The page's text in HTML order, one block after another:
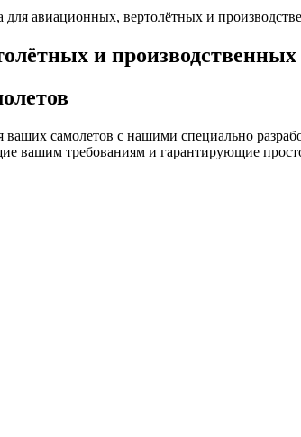
для авиационных, вертолётных и
и
ваших самолетов с нашими специально
вашим требованиям и гарантирующие